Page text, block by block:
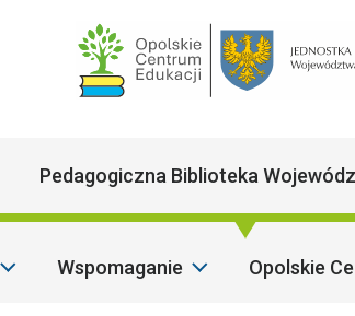
Pedagogiczna Biblioteka
Wspomaganie Opolskie